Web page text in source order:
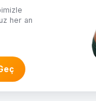
her an